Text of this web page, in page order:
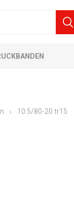
10.5/80-20 tr15